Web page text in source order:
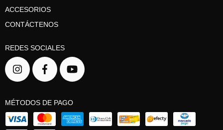
ACCESORIOS
CONTÁCTENOS
REDES SOCIALES
MÉTODOS DE PAGO